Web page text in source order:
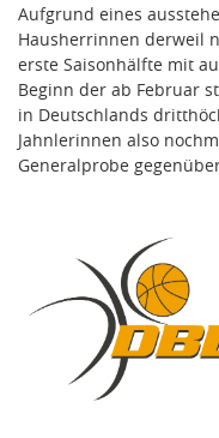
Aufgrund eines
Hausherrinnen derweil
erste Saisonhälfte mit
Beginn der ab Februar
in Deutschlands
Jahnlerinnen also
Generalprobe